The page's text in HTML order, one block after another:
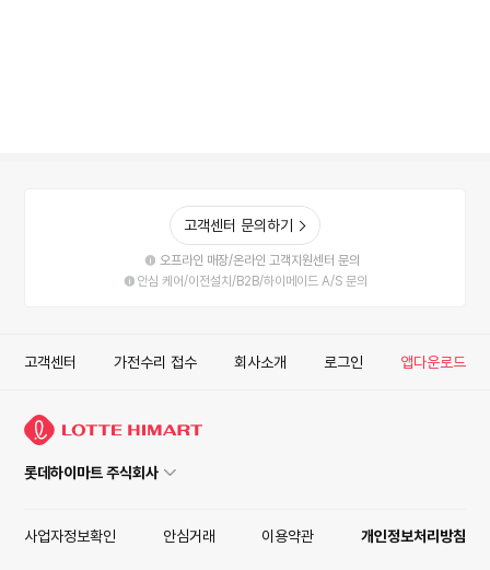
고객센터 문의하기
오프라인 매장/온라인 고객지원센터 문의
안심 케어/이전설치/B2B/하이메이드 A/S 문의
고객센터 가전수리 접수 회사소개 로그인 앱다운로드
롯데하이마트 주식회사
사업자정보확인 안심거래 이용약관 개인정보처리방침